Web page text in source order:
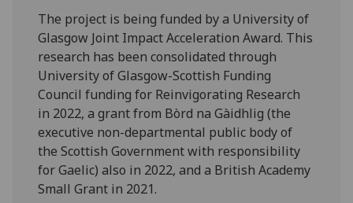
The project is being funded by a University of
Glasgow Joint Impact Acceleration Award. This
research has been consolidated through
University of Glasgow-Scottish Funding
Council funding for Reinvigorating Research
in 2022, a grant from Bòrd na Gàidhlig (the
executive non-departmental public body of
the Scottish Government with responsibility
for Gaelic) also in 2022, and a British Academy
Small Grant in 2021.